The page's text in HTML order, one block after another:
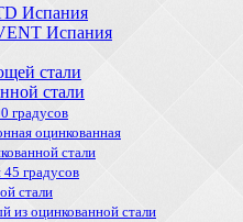
Испания
Испания
стали
стали
градусов
оцинкованная
стали
градусов
стали
из оцинкованной стали